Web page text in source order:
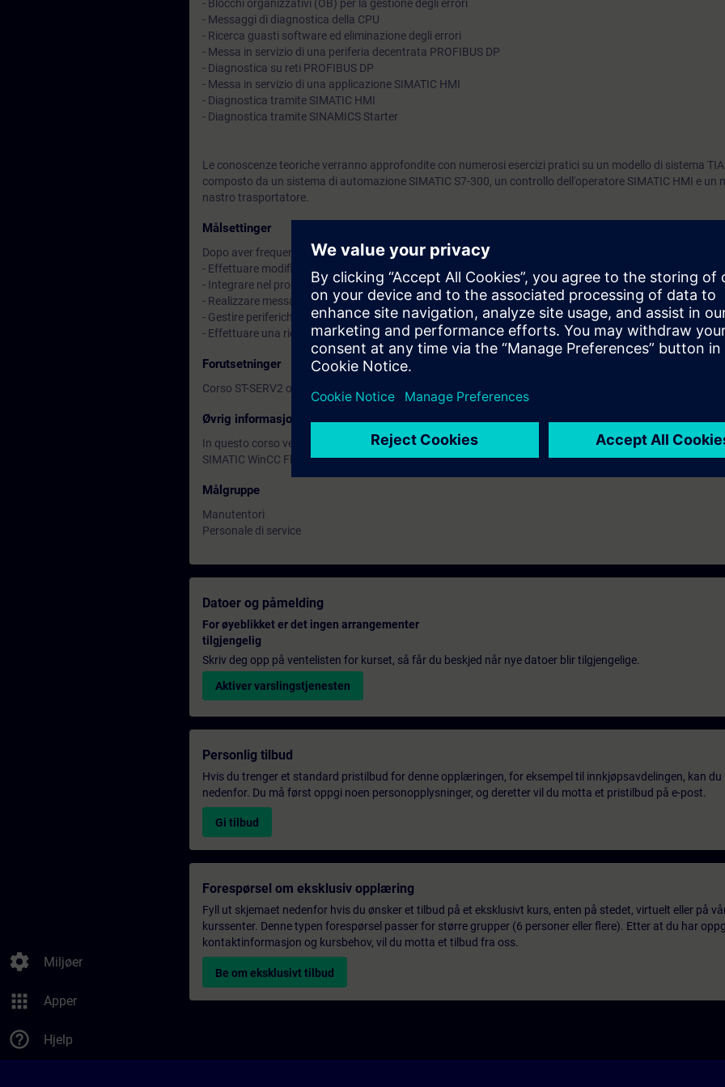
settings Miljøer
apps Apper
help_outline Hjelp
- Blocchi organizzativi (OB) per la gestione degli errori
- Messaggi di diagnostica della CPU
- Ricerca guasti software ed eliminazione degli errori
- Messa in servizio di una periferia decentrata PROFIBUS DP
- Diagnostica su reti PROFIBUS DP
- Messa in servizio di una applicazione SIMATIC HMI
- Diagnostica tramite SIMATIC HMI
- Diagnostica tramite SINAMICS Starter
Le conoscenze teoriche verranno approfondite con numerosi esercizi pratici su un modello di sistema
composto da un sistema di automazione SIMATIC S7-300, un controllo dell'operatore SIMATIC HMI e un
nastro trasportatore.
Målsettinger
Dopo aver frequentato il corso sarai in grado di:
- Effettuare modifiche e interventi su complessi sistemi di automazione esistenti
- Integrare nel programma blocchi di sistema (SFC e SFB)
- Realizzare messaggi di diagnostica personalizzati
- Gestire periferiche distribuite su rete PROFIBUS DP
- Effettuare una ricerca guasti tramite SIMATIC HMI e SINAMICS Starter
Forutsetninger
Corso ST-SERV2 o equivalenti conoscenze base dei sistemi di automazione.
Øvrig informasjon
In questo corso vengono utilizzati il sistema di automazione SIMATIC S7-300 e i software SIMATIC STEP 7
SIMATIC WinCC Flexible 2008. Non vengono qui trattati i sistemi ridondati SIMATIC S7-400H.
Målgruppe
Manutentori
Personale di service
Datoer og påmelding
For øyeblikket er det ingen arrangementer
tilgjengelig
Skriv deg opp på ventelisten for kurset, så får du beskjed når nye datoer blir tilgjengelige.
Aktiver varslingstjenesten
Personlig tilbud
Hvis du trenger et standard pristilbud for denne opplæringen, for eksempel til innkjøpsavdelingen, kan du
nedenfor. Du må først oppgi noen personopplysninger, og deretter vil du motta et pristilbud på e-post.
Gi tilbud
Forespørsel om eksklusiv opplæring
Fyll ut skjemaet nedenfor hvis du ønsker et tilbud på et eksklusivt kurs, enten på stedet, virtuelt eller på
kurssenter. Denne typen forespørsel passer for større grupper (6 personer eller flere). Etter at du har
kontaktinformasjon og kursbehov, vil du motta et tilbud fra oss.
Be om eksklusivt tilbud